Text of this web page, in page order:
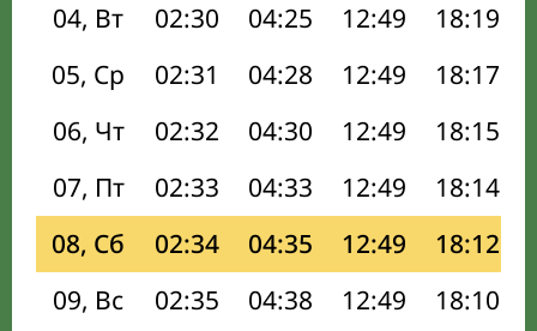
04, Вт
02:30 04:25 12:49 18:19
05, Ср
02:31 04:28 12:49 18:17
06, Чт
02:32 04:30 12:49 18:15
07, Пт
02:33 04:33 12:49 18:14
08, Сб
02:34 04:35 12:49 18:12
09, Вс
02:35 04:38 12:49 18:10